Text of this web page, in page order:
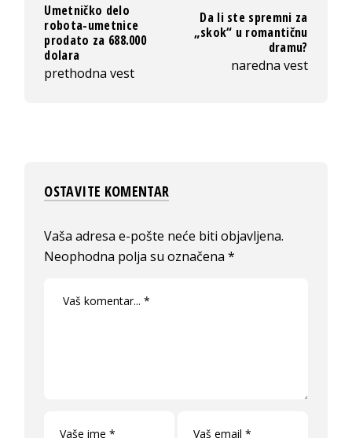
Umetničko delo
robota-umetnice
prodato za 688.000
dolara
prethodna vest
Da li ste spremni za
„skok“ u romantičnu
dramu?
naredna vest
OSTAVITE KOMENTAR
Vaša adresa e-pošte neće biti objavljena.
Neophodna polja su označena*